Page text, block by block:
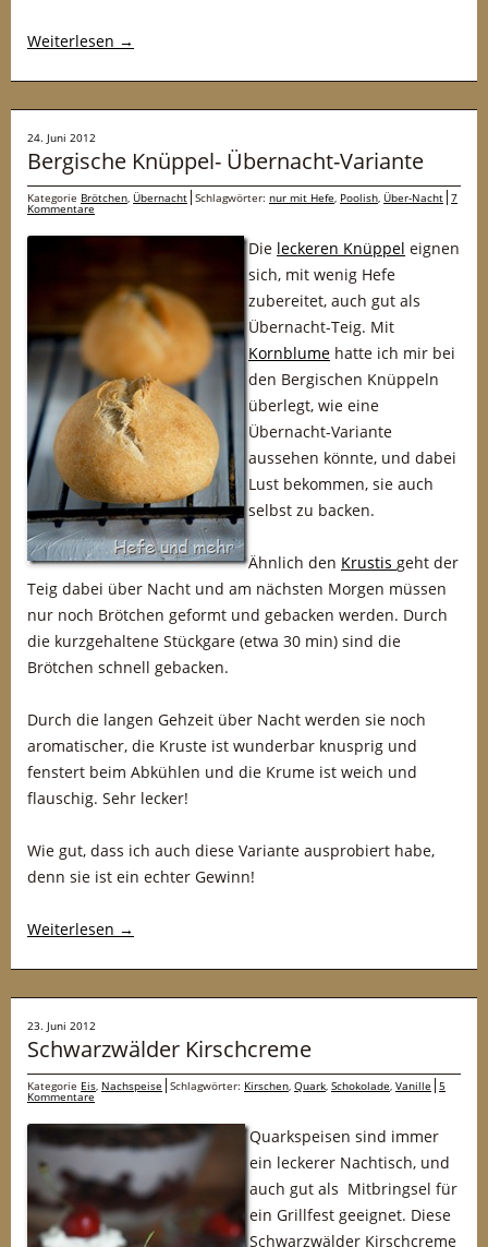
Weiterlesen →
24. Juni 2012
Bergische Knüppel- Übernacht-Variante
Kategorie Brötchen, Übernacht Schlagwörter: nur mit Hefe, Poolish, Über-Nacht 7
Kommentare
Die leckeren Knüppel eignen
sich, mit wenig Hefe
zubereitet, auch gut als
Übernacht-Teig. Mit
Kornblume hatte ich mir bei
den Bergischen Knüppeln
überlegt, wie eine
Übernacht-Variante
aussehen könnte, und dabei
Lust bekommen, sie auch
selbst zu backen.
Ähnlich den Krustis geht der
Teig dabei über Nacht und am nächsten Morgen müssen
nur noch Brötchen geformt und gebacken werden. Durch
die kurzgehaltene Stückgare (etwa 30 min) sind die
Brötchen schnell gebacken.
Durch die langen Gehzeit über Nacht werden sie noch
aromatischer, die Kruste ist wunderbar knusprig und
fenstert beim Abkühlen und die Krume ist weich und
flauschig. Sehr lecker!
Wie gut, dass ich auch diese Variante ausprobiert habe,
denn sie ist ein echter Gewinn!
Weiterlesen →
23. Juni 2012
Schwarzwälder Kirschcreme
Kategorie Eis, Nachspeise Schlagwörter: Kirschen, Quark, Schokolade, Vanille 5
Kommentare
Quarkspeisen sind immer
ein leckerer Nachtisch, und
auch gut als Mitbringsel für
ein Grillfest geeignet. Diese
Schwarzwälder Kirschcreme